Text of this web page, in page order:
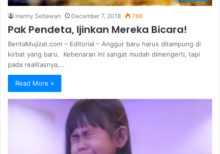
Hanny Setiawan December 7, 2018 766
Pak Pendeta, Ijinkan Mereka Bicara!
BeritaMujizat.com – Editorial – Anggur baru harus ditampung di
kirbat yang baru. Kebenaran ini sangat mudah dimengerti, tapi
pada realitasnya,…
Read More »